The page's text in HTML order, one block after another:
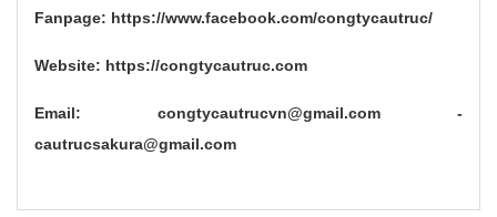
Fanpage: https://www.facebook.com/congtycautruc/
Website: https://congtycautruc.com
Email: congtycautrucvn@gmail.com -
cautrucsakura@gmail.com